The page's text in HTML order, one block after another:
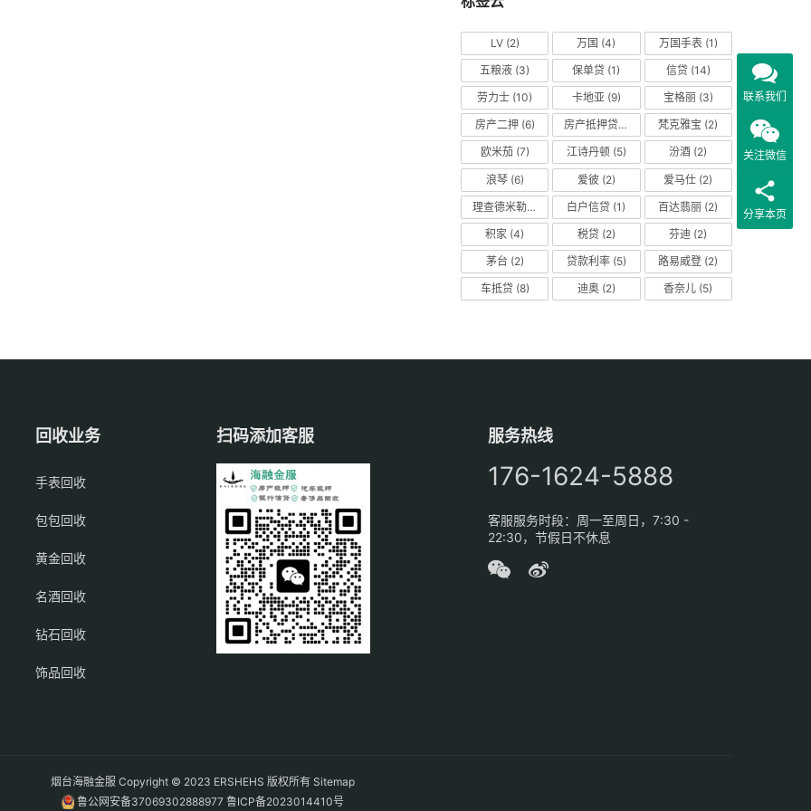
LV(2) 万国 (4) 万国手表(1)
五粮液 (3) 保单贷 (1) 信贷(14)
劳力士 (10) 卡地亚(9) 宝格丽(3)
房产二押(6) 房产抵押贷款 梵克雅宝 (2)
欧米茄(7) 江诗丹顿(5) 汾酒 (2)
浪琴(6) 爱彼 (2) 爱马仕 (2)
理查德米勒
(2) 白户信贷 (1) 百达翡丽 (2)
积家 (4) 税贷(2) 芬迪 (2)
茅台 (2) 贷款利率(5) 路易威登 (2)
车抵贷(8) 迪奥(2) 香奈儿 (5)
回收业务
手表回收
包包回收
黄金回收
名酒回收
钻石回收
饰品回收
扫码添加客服 服务热线
176-1624-5888
客服服务时段：周一至周日，7:30 -
22:30，节假日不休息
烟台海融金服 Copyright © 2023 ERSHEHS 版权所有 Sitemap
鲁公网安备37069302888977 鲁ICP备2023014410号
联系我们
关注微信
分享本页